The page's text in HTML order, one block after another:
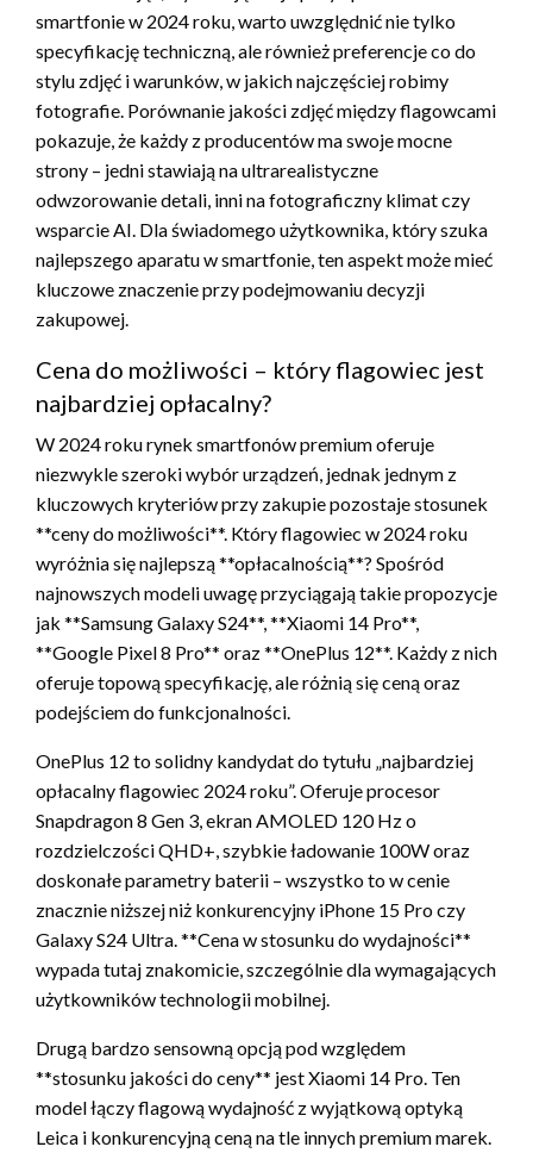
smartfonie w 2024 roku, warto uwzględnić nie tylko
specyfikację techniczną, ale również preferencje co do
stylu zdjęć i warunków, w jakich najczęściej robimy
fotografie. Porównanie jakości zdjęć między flagowcami
pokazuje, że każdy z producentów ma swoje mocne
strony – jedni stawiają na ultrarealistyczne
odwzorowanie detali, inni na fotograficzny klimat czy
wsparcie AI. Dla świadomego użytkownika, który szuka
najlepszego aparatu w smartfonie, ten aspekt może mieć
kluczowe znaczenie przy podejmowaniu decyzji
zakupowej.
Cena do możliwości – który flagowiec jest
najbardziej opłacalny?
W 2024 roku rynek smartfonów premium oferuje
niezwykle szeroki wybór urządzeń, jednak jednym z
kluczowych kryteriów przy zakupie pozostaje stosunek
**ceny do możliwości**. Który flagowiec w 2024 roku
wyróżnia się najlepszą **opłacalnością**? Spośród
najnowszych modeli uwagę przyciągają takie propozycje
jak **Samsung Galaxy S24**, **Xiaomi 14 Pro**,
**Google Pixel 8 Pro** oraz **OnePlus 12**. Każdy z nich
oferuje topową specyfikację, ale różnią się ceną oraz
podejściem do funkcjonalności.
OnePlus 12 to solidny kandydat do tytułu „najbardziej
opłacalny flagowiec 2024 roku”. Oferuje procesor
Snapdragon 8 Gen 3, ekran AMOLED 120 Hz o
rozdzielczości QHD+, szybkie ładowanie 100W oraz
doskonałe parametry baterii – wszystko to w cenie
znacznie niższej niż konkurencyjny iPhone 15 Pro czy
Galaxy S24 Ultra. **Cena w stosunku do wydajności**
wypada tutaj znakomicie, szczególnie dla wymagających
użytkowników technologii mobilnej.
Drugą bardzo sensowną opcją pod względem
**stosunku jakości do ceny** jest Xiaomi 14 Pro. Ten
model łączy flagową wydajność z wyjątkową optyką
Leica i konkurencyjną ceną na tle innych premium marek.